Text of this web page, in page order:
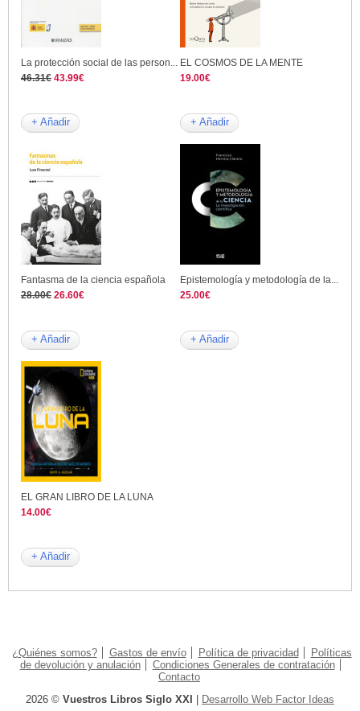
La protección social de las person...
46.31€ 43.99€
+ Añadir
EL COSMOS DE LA MENTE
19.00€
+ Añadir
Fantasma de la ciencia española
28.00€ 26.60€
+ Añadir
Epistemología y metodología de la...
25.00€
+ Añadir
EL GRAN LIBRO DE LA LUNA
14.00€
+ Añadir
¿Quiénes somos? Gastos de envío Política de privacidad
Políticas
de devolución y anulación
Condiciones Generales de contratación
Contacto
2026 © Vuestros Libros Siglo XXI Desarrollo Web Factor Ideas